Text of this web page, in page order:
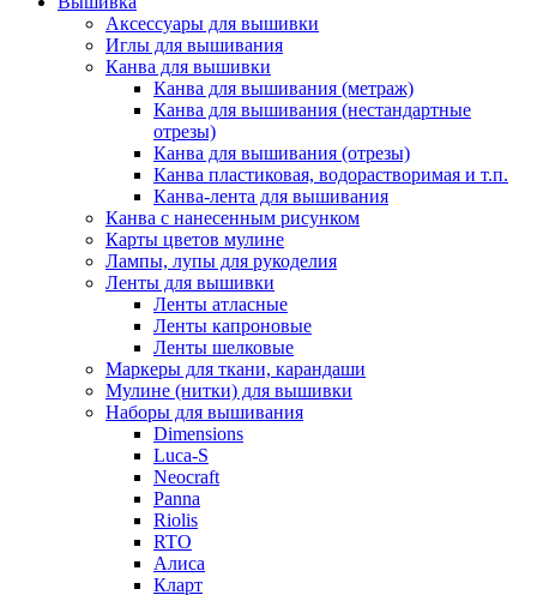
Аксессуары для вышивки
Иглы для вышивания
Канва для вышивки
Канва для вышивания (метраж)
Канва для вышивания (нестандартные
отрезы)
Канва для вышивания (отрезы)
Канва пластиковая, водорастворимая и т.п.
Канва-лента для вышивания
Канва с нанесенным рисунком
Карты цветов мулине
Лампы, лупы для рукоделия
Ленты для вышивки
Ленты атласные
Ленты капроновые
Ленты шелковые
Маркеры для ткани, карандаши
Мулине (нитки) для вышивки
Наборы для вышивания
Dimensions
Luca-S
Neocraft
Panna
Riolis
RTO
Алиса
Кларт